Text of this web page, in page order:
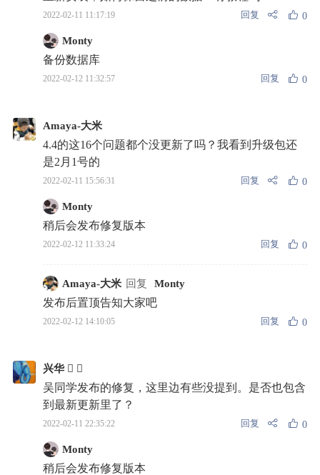
2022-02-11 11:17:19 回复 0
Monty
备份数据库
2022-02-12 11:32:57 回复 0
Amaya-大米
4.4的这16个问题都个没更新了吗？我看到升级包还
是2月1号的
2022-02-11 15:56:31 回复 0
Monty
稍后会发布修复版本
2022-02-12 11:33:24 回复 0
Amaya-大米 回复 Monty
发布后置顶告知大家吧
2022-02-12 14:10:05 回复 0
兴华  
吴同学发布的修复，这里边有些没提到。是否也包含
到最新更新里了？
2022-02-11 22:35:22 回复 0
Monty
稍后会发布修复版本